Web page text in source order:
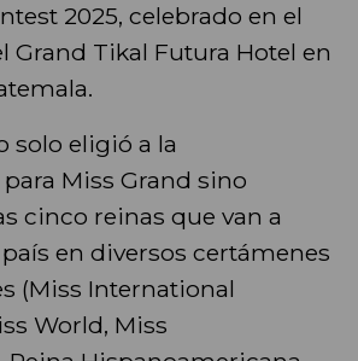
2025, celebrado en el
Grand Tikal Futura Hotel en
solo eligió a la
Miss Grand sino
cinco reinas que van a
en diversos certámenes
(Miss International
World, Miss